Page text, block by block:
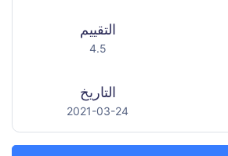
التقييم
4.5
التاريخ
2021-03-24